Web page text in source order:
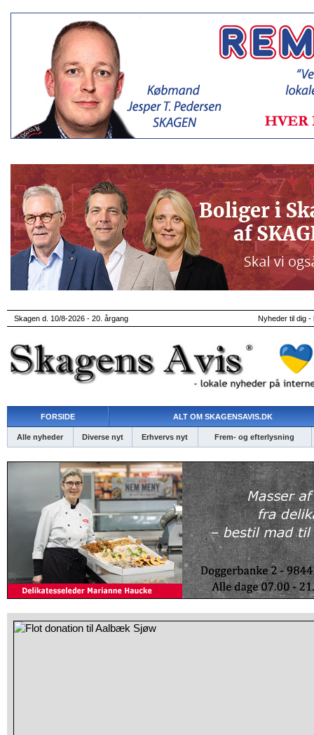
Skagen d. 10/8-2026 - 20. årgang Nyheder til dig -
FORSIDE ALT OM SKAGENSAVIS.DK
Alle nyheder Diverse nyt Erhvervs nyt Frem- og efterlysning